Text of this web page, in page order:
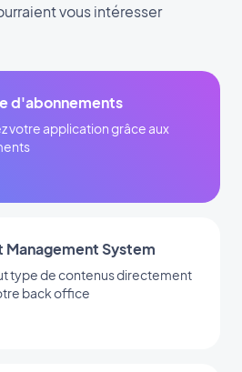
vous intéresser
d'abonnements
votre application grâce aux
Management System
type de contenus directement
back office